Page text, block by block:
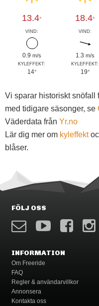
13.4°
VIND:
0.9 m/s
KYLEFFEKT:
14°
18.4°
VIND:
1.3 m/s
KYLEFFEKT:
19°
Vi sparar historiskt snöfall
med tidigare säsonger, se
Väderdata från Yr.no
Lär dig mer om kyleffekt
blåser.
FÖLJ OSS
INFORMATION
Om Freeride
FAQ
Regler & användarvillkor
Annonsera
Kontakta oss